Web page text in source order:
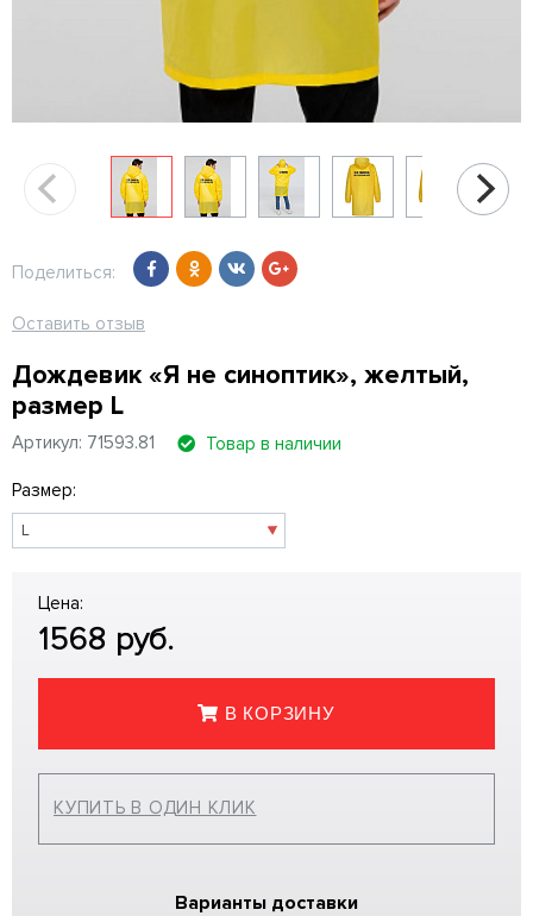
Поделиться:
Оставить отзыв
Дождевик «Я не синоптик», желтый,
размер L
Артикул: 71593.81 Товар в наличии
Размер:
Цена:
1568 руб.
В КОРЗИНУ
КУПИТЬ В ОДИН КЛИК
Варианты доставки